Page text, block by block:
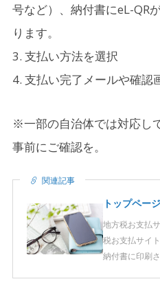
号など）、納付書にeL-QR
ります。
支払い方法を選択
支払い完了メールや確認
※一部の自治体では対応し
事前にご確認を。
関連記事
トップペー
地方税お支払
税お支払サイ
納付書に印刷